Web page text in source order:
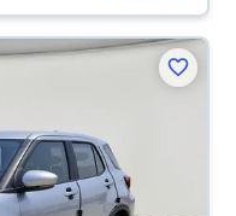
محجوزة